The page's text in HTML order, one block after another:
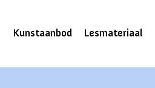
Kunstaanbod Lesmateriaal